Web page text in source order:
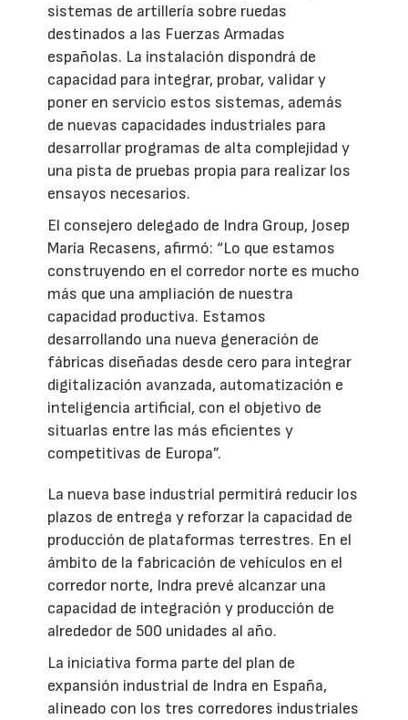
sistemas de artillería sobre ruedas
destinados a las Fuerzas Armadas
españolas. La instalación dispondrá de
capacidad para integrar, probar, validar y
poner en servicio estos sistemas, además
de nuevas capacidades industriales para
desarrollar programas de alta complejidad y
una pista de pruebas propia para realizar los
ensayos necesarios.
El consejero delegado de Indra Group, Josep
María Recasens, afirmó: “Lo que estamos
construyendo en el corredor norte es mucho
más que una ampliación de nuestra
capacidad productiva. Estamos
desarrollando una nueva generación de
fábricas diseñadas desde cero para integrar
digitalización avanzada, automatización e
inteligencia artificial, con el objetivo de
situarlas entre las más eficientes y
competitivas de Europa”.
La nueva base industrial permitirá reducir los
plazos de entrega y reforzar la capacidad de
producción de plataformas terrestres. En el
ámbito de la fabricación de vehículos en el
corredor norte, Indra prevé alcanzar una
capacidad de integración y producción de
alrededor de 500 unidades al año.
La iniciativa forma parte del plan de
expansión industrial de Indra en España,
alineado con los tres corredores industriales